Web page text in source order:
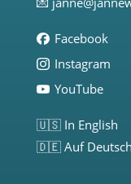
Facebook
Instagram
YouTube
🇺🇸 In English
🇩🇪 Auf Deutsch